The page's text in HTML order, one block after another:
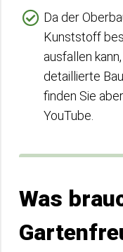
Da der
Kunststoff
ausfallen
detaillierte
finden Sie
YouTube.
Was